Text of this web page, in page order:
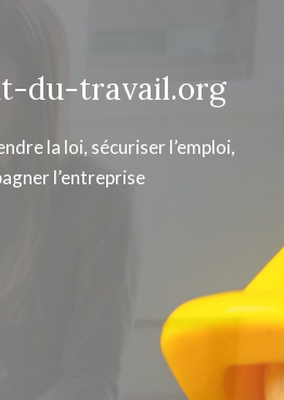
du-travail.org
la loi, sécuriser l’emploi,
l’entreprise